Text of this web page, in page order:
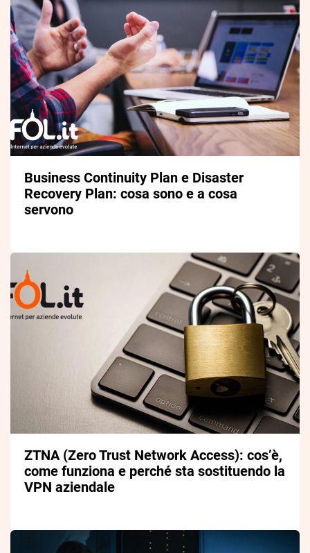
Business Continuity Plan e Disaster
Recovery Plan: cosa sono e a cosa
servono
ZTNA (Zero Trust Network Access): cos’è,
come funziona e perché sta sostituendo la
VPN aziendale